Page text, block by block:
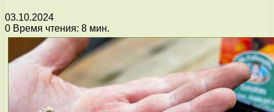
03.10.2024
0 Время чтения: 8 мин.